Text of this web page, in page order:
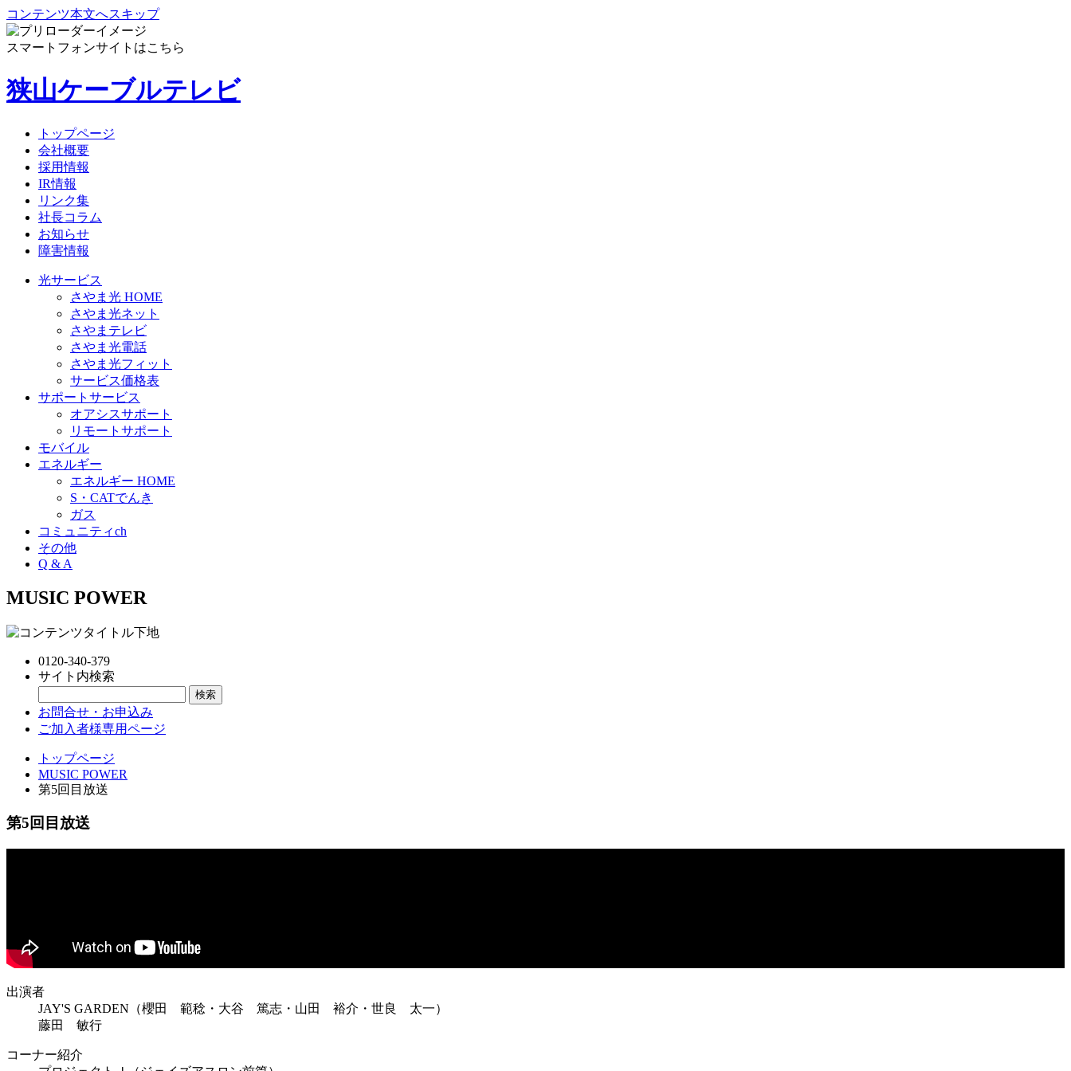
コンテンツ本文へスキップ
スマートフォンサイトはこちら
狭山ケーブルテレビ
トップページ
会社概要
採用情報
IR情報
リンク集
社長コラム
お知らせ
障害情報
光サービス
さやま光 HOME
さやま光ネット
さやまテレビ
さやま光電話
さやま光フィット
サービス価格表
サポートサービス
オアシスサポート
リモートサポート
モバイル
エネルギー
エネルギー HOME
S・CATでんき
ガス
コミュニティch
その他
Q & A
MUSIC POWER
0120-340-379
サイト内検索
お問合せ・お申込み
ご加入者様専用ページ
トップページ
MUSIC POWER
第5回目放送
第5回目放送
出演者
JAY'S GARDEN（櫻田 範稔・大谷 篤志・山田 裕介・世良 太一）
藤田 敏行
コーナー紹介